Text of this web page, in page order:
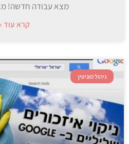
מצא עבודה חדשה!
קרא עוד
ניהול מוניטין